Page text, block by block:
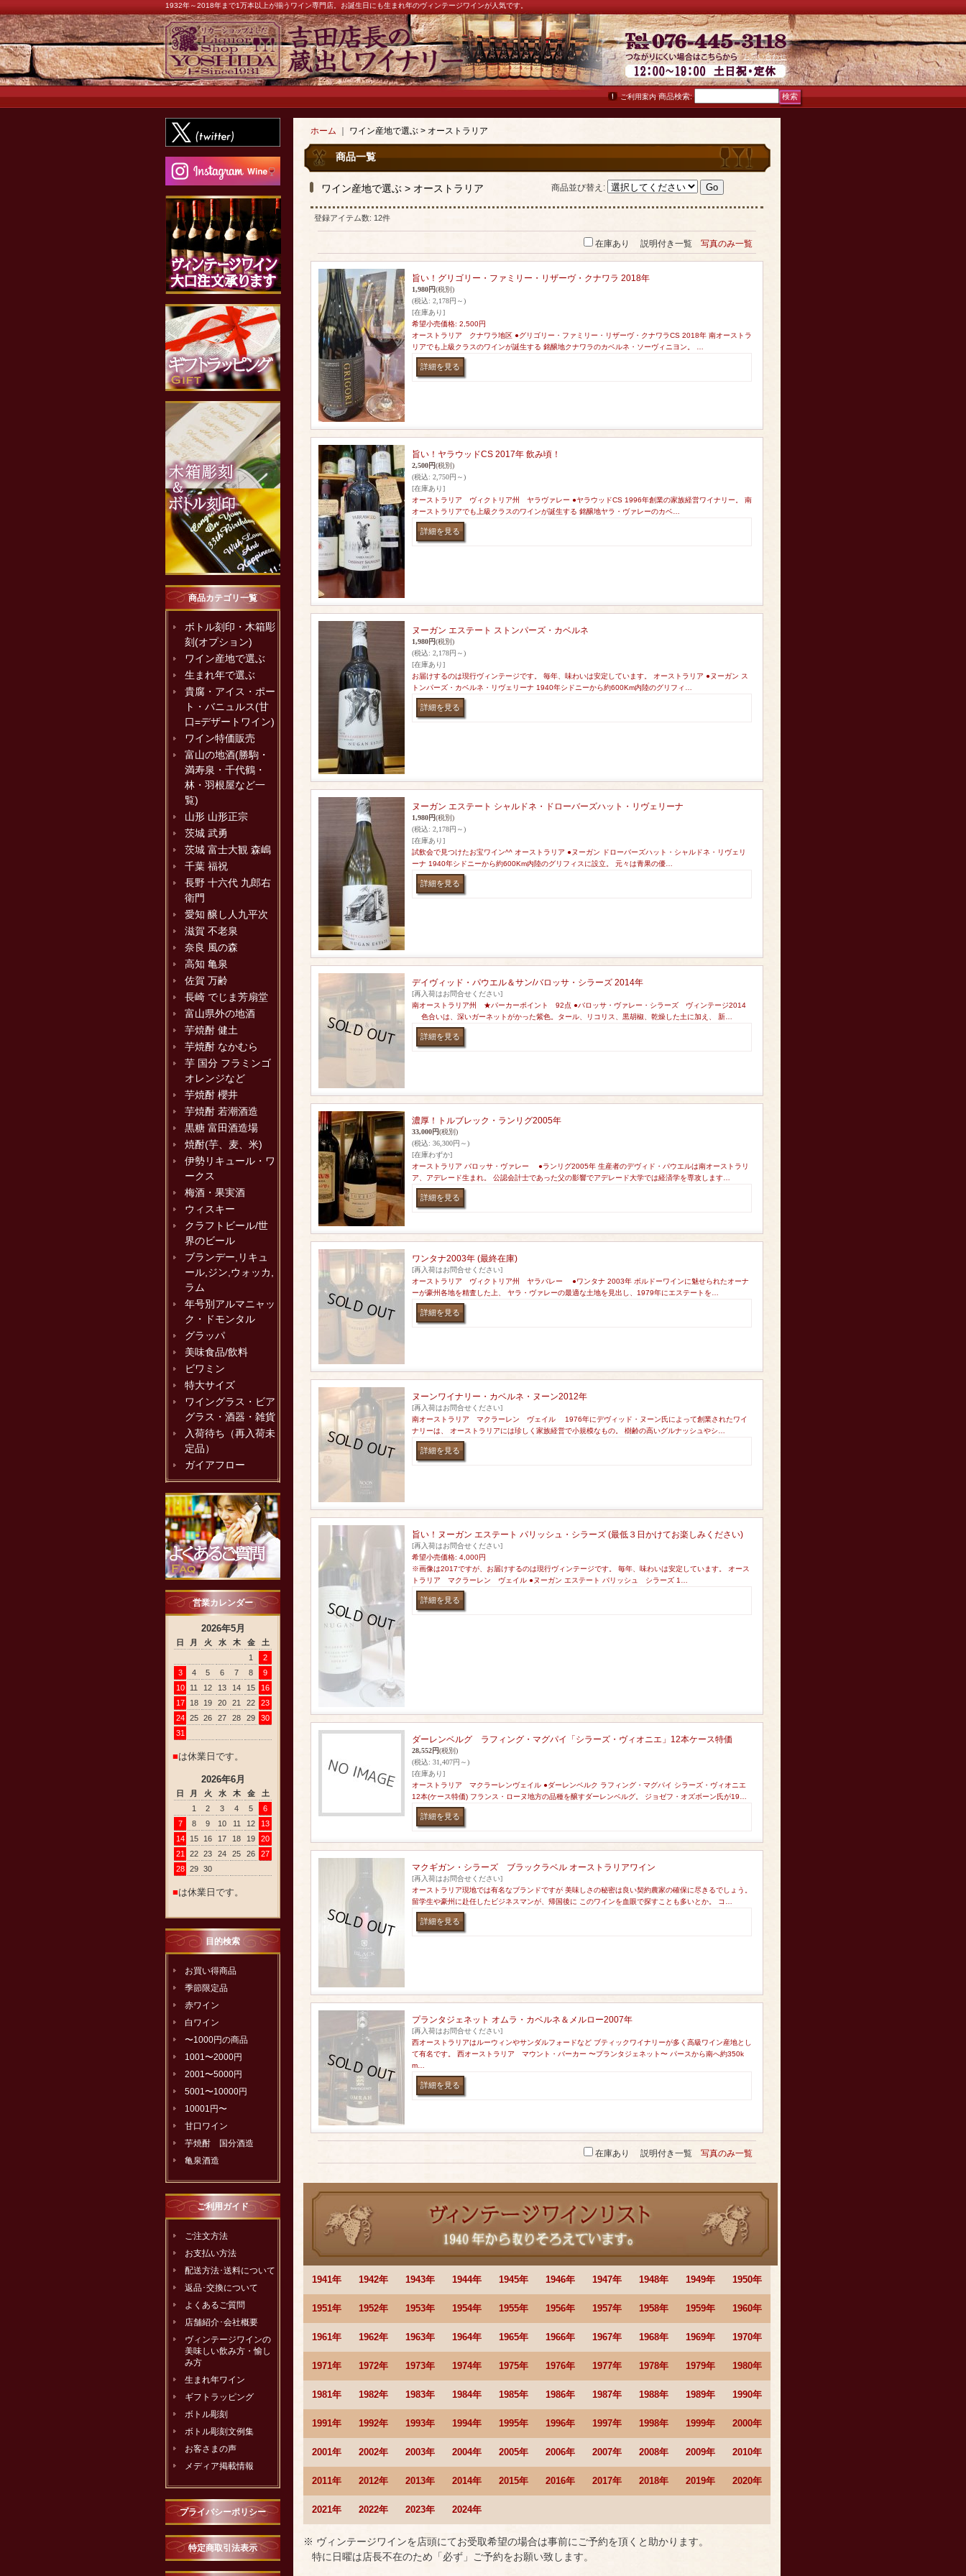
1932年～2018年まで1万本以上が揃うワイン専門店。お誕生日にも生まれ年のヴィンテージワインが人気です。
ご利用案内
お問い合わせ
商品検索:
商品カテゴリ一覧
ボトル刻印・木箱彫
刻(オプション)
ワイン産地で選ぶ
生まれ年で選ぶ
貴腐・アイス・ポー
ト・バニュルス(甘
口=デザートワイン)
ワイン特価販売
富山の地酒(勝駒・
満寿泉・千代鶴・
林・羽根屋など一
覧)
山形 山形正宗
茨城 武勇
茨城 富士大観 森嶋
千葉 福祝
長野 十六代 九郎右
衛門
愛知 醸し人九平次
滋賀 不老泉
奈良 風の森
高知 亀泉
佐賀 万齢
長崎 でじま芳扇堂
富山県外の地酒
芋焼酎 健土
芋焼酎 なかむら
芋 国分 フラミンゴ
オレンジなど
芋焼酎 櫻井
芋焼酎 若潮酒造
黒糖 富田酒造場
焼酎(芋、麦、米)
伊勢リキュール・ワ
ークス
梅酒・果実酒
ウィスキー
クラフトビール/世
界のビール
ブランデー,リキュ
ール,ジン,ウォッカ,
ラム
年号別アルマニャッ
ク・ドモンタル
グラッパ
美味食品/飲料
ビワミン
特大サイズ
ワイングラス・ビア
グラス・酒器・雑貨
入荷待ち（再入荷未
定品）
ガイアフロー
営業カレンダー
2026年5月
日 月 火 水 木 金
土
1
2
3
4 5 6 7 8
9
10
11 12 13 14 15
16
17
18 19 20 21 22
23
24
25 26 27 28 29
30
31
■は休業日です。
2026年6月
日 月 火 水 木 金
土
1
2 3 4 5
6
7
8 9 10 11 12
13
14
15 16 17 18 19
20
21
22 23 24 25 26
27
28
29 30
■は休業日です。
目的検索
お買い得商品
季節限定品
赤ワイン
白ワイン
〜1000円の商品
1001〜2000円
2001〜5000円
5001〜10000円
10001円〜
甘口ワイン
芋焼酎 国分酒造
亀泉酒造
ご利用ガイド
ご注文方法
お支払い方法
配送方法･送料について
返品･交換について
よくあるご質問
店舗紹介･会社概要
ヴィンテージワインの
美味しい飲み方・愉し
み方
生まれ年ワイン
ギフトラッピング
ボトル彫刻
ボトル彫刻文例集
お客さまの声
メディア掲載情報
プライバシーポリシー
特定商取引法表示
ホーム ワイン産地で選ぶ > オーストラリア
商品一覧
ワイン産地で選ぶ > オーストラリア 商品並び替え :
登録アイテム数: 12件
在庫あり 説明付き一覧 写真のみ一覧
旨い！グリゴリー・ファミリー・リザーヴ・クナワラ 2018年
1,980円(税別)
(税込: 2,178円～)
[在庫あり]
希望小売価格: 2,500円
オーストラリア クナワラ地区 ●グリゴリー・ファミリー・リザーヴ・クナワラCS 2018年 南オーストラ
リアでも上級クラスのワインが誕生する 銘醸地クナワラのカベルネ・ソーヴィニヨン。 …
旨い！ヤラウッドCS 2017年 飲み頃！
2,500円(税別)
(税込: 2,750円～)
[在庫あり]
オーストラリア ヴィクトリア州 ヤラヴァレー ●ヤラウッドCS 1996年創業の家族経営ワイナリー。 南
オーストラリアでも上級クラスのワインが誕生する 銘醸地ヤラ・ヴァレーのカベ…
ヌーガン エステート ストンパーズ・カベルネ
1,980円(税別)
(税込: 2,178円～)
[在庫あり]
お届けするのは現行ヴィンテージです。 毎年、味わいは安定しています。 オーストラリア ●ヌーガン ス
トンパーズ・カベルネ・リヴェリーナ 1940年シドニーから約600Km内陸のグリフィ…
ヌーガン エステート シャルドネ・ドローバーズハット・リヴェリーナ
1,980円(税別)
(税込: 2,178円～)
[在庫あり]
試飲会で見つけたお宝ワイン^^ オーストラリア ●ヌーガン ドローバーズハット・シャルドネ・リヴェリ
ーナ 1940年シドニーから約600Km内陸のグリフィスに設立。 元々は青果の優…
デイヴィッド・パウエル＆サン/バロッサ・シラーズ 2014年
[再入荷はお問合せください]
南オーストラリア州 ★パーカーポイント 92点 ●バロッサ・ヴァレー・シラーズ ヴィンテージ2014
色合いは、深いガーネットがかった紫色。タール、リコリス、黒胡椒、乾燥した土に加え、 新…
濃厚！トルブレック・ランリグ2005年
33,000円(税別)
(税込: 36,300円～)
[在庫わずか]
オーストラリア バロッサ・ヴァレー ●ランリグ2005年 生産者のデヴィド・パウエルは南オーストラリ
ア、アデレード生まれ。 公認会計士であった父の影響でアデレード大学では経済学を専攻します…
ワンタナ2003年 (最終在庫)
[再入荷はお問合せください]
オーストラリア ヴィクトリア州 ヤラバレー ●ワンタナ 2003年 ボルドーワインに魅せられたオーナ
ーが豪州各地を精査した上、 ヤラ・ヴァレーの最適な土地を見出し、1979年にエステートを…
ヌーンワイナリー・カベルネ・ヌーン2012年
[再入荷はお問合せください]
南オーストラリア マクラーレン ヴェイル 1976年にデヴィッド・ヌーン氏によって創業されたワイ
ナリーは、 オーストラリアには珍しく家族経営で小規模なもの。 樹齢の高いグルナッシュやシ…
旨い！ヌーガン エステート パリッシュ・シラーズ (最低３日かけてお楽しみください)
[再入荷はお問合せください]
希望小売価格: 4,000円
※画像は2017ですが、お届けするのは現行ヴィンテージです。 毎年、味わいは安定しています。 オース
トラリア マクラーレン ヴェイル ●ヌーガン エステート パリッシュ シラーズ 1…
ダーレンベルグ ラフィング・マグパイ「シラーズ・ヴィオニエ」12本ケース特価
28,552円(税別)
(税込: 31,407円～)
[在庫あり]
オーストラリア マクラーレンヴェイル ●ダーレンベルク ラフィング・マグパイ シラーズ・ヴィオニエ
12本(ケース特価) フランス・ローヌ地方の品種を醸すダーレンベルグ。 ジョゼフ・オズボーン氏が19…
マクギガン・シラーズ ブラックラベル オーストラリアワイン
[再入荷はお問合せください]
オーストラリア現地では有名なブランドですが 美味しさの秘密は良い契約農家の確保に尽きるでしょう。
留学生や豪州に赴任したビジネスマンが、帰国後に このワインを血眼で探すことも多いとか。 コ…
プランタジェネット オムラ・カベルネ＆メルロー2007年
[再入荷はお問合せください]
西オーストラリアはルーウィンやサンダルフォードなど ブティックワイナリーが多く高級ワイン産地とし
て有名です。 西オーストラリア マウント・バーカー 〜プランタジェネット〜 パースから南へ約350k
m…
在庫あり 説明付き一覧 写真のみ一覧
1941年 1942年 1943年 1944年 1945年 1946年 1947年 1948年 1949年 1950年
1951年 1952年 1953年 1954年 1955年 1956年 1957年 1958年 1959年 1960年
1961年 1962年 1963年 1964年 1965年 1966年 1967年 1968年 1969年 1970年
1971年 1972年 1973年 1974年 1975年 1976年 1977年 1978年 1979年 1980年
1981年 1982年 1983年 1984年 1985年 1986年 1987年 1988年 1989年 1990年
1991年 1992年 1993年 1994年 1995年 1996年 1997年 1998年 1999年 2000年
2001年 2002年 2003年 2004年 2005年 2006年 2007年 2008年 2009年 2010年
2011年 2012年 2013年 2014年 2015年 2016年 2017年 2018年 2019年 2020年
2021年 2022年 2023年 2024年
※ ヴィンテージワインを店頭にてお受取希望の場合は事前にご予約を頂くと助かります。
特に日曜は店長不在のため「必ず」ご予約をお願い致します。